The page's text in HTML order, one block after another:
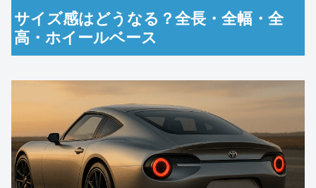
サイズ感はどうなる？全長・全幅・全
高・ホイールベース